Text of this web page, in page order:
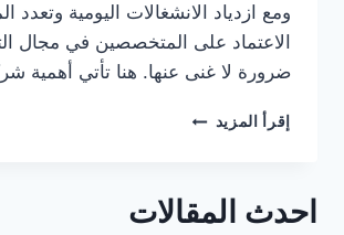
ومع ازدياد الانشغالات اليومية وتعدد
الاعتماد على المتخصصين في مجال
ضرورة لا غنى عنها. هنا تأتي أهمية
إقرأ المزيد نصائح
تنظيف
احدث المقالات